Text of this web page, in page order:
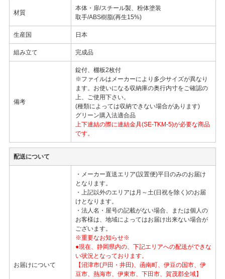
材質
本体・扉/スチール製、粉体塗装
取手/ABS樹脂(再生15%)
生産国 日本
組み立て 完成品
備考
錠付、棚板2枚付
※ファイルはメーカーにより多少サイズが異なり
ます。お使いになる収納庫の奥行内寸をご確認の
上、ご使用下さい。
(種類によっては収納できない場合があります)
グリーン購入法適合品
上下連結の際に連結金具(SE-TKM-5)が必要な商品
です。
配送について
お届けについて
・メーカー直送エリア(設置便)平日のみのお届け
となります。
・上記以外のエリアは月～土(日祝を除く)のお届
けとなります。
・法人名・屋号の記載がない場合、または個人の
お客様は、地域によってはお届け出来ない場合が
ございます。
※重要なお知らせ※
●現在、静岡県内の、下記エリアへの配送ができな
い状況となっております。
【沼津市(戸田・井田)、函南町、伊豆の国市、伊
豆市、熱海市、伊東市、下田市、賀茂郡全域】